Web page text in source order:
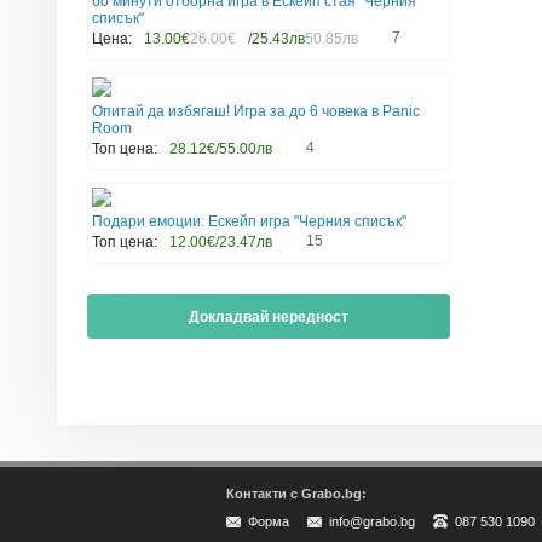
списък"
Цена:
13.00€26.00€ /25.43лв50.85лв 7
Опитай да избягаш! Игра за до 6 човека в Panic
Room
Топ цена:
28.12€/55.00лв 4
Подари емоции: Ескейп игра "Черния списък"
Топ цена:
12.00€/23.47лв 15
Докладвай нередност
Контакти с Grabo.bg:
Форма
info@grabo.bg 087 530 1090